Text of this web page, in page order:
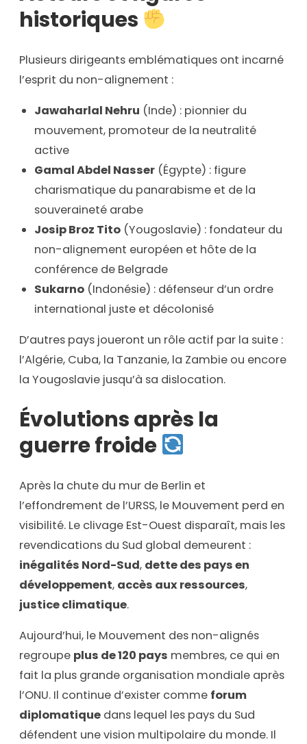
historiques
Plusieurs dirigeants emblématiques ont incarné
l’esprit du non-alignement :
Jawaharlal Nehru (Inde) : pionnier du
mouvement, promoteur de la neutralité
active
Gamal Abdel Nasser (Égypte) : figure
charismatique du panarabisme et de la
souveraineté arabe
Josip Broz Tito (Yougoslavie) : fondateur du
non-alignement européen et hôte de la
conférence de Belgrade
Sukarno (Indonésie) : défenseur d’un ordre
international juste et décolonisé
D’autres pays joueront un rôle actif par la suite :
l’Algérie, Cuba, la Tanzanie, la Zambie ou encore
la Yougoslavie jusqu’à sa dislocation.
Évolutions après la
guerre froide
Après la chute du mur de Berlin et
l’effondrement de l’URSS, le Mouvement perd en
visibilité. Le clivage Est-Ouest disparaît, mais les
revendications du Sud global demeurent :
inégalités Nord-Sud, dette des pays en
développement, accès aux ressources,
justice climatique.
Aujourd’hui, le Mouvement des non-alignés
regroupe plus de 120 pays membres, ce qui en
fait la plus grande organisation mondiale après
l’ONU. Il continue d’exister comme forum
diplomatique dans lequel les pays du Sud
défendent une vision multipolaire du monde. Il